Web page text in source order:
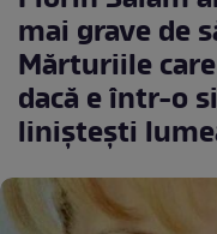
mai grave de
Mărturiile
dacă e într-o
liniștești